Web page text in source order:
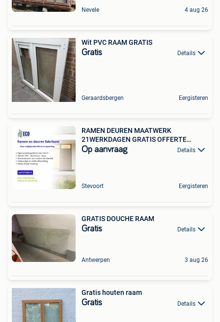
Nevele 4 aug 26
Wit PVC RAAM GRATIS
Gratis Details
Geraardsbergen Eergisteren
RAMEN DEUREN MAATWERK
21WERKDAGEN GRATIS OFFERTE
OPMETING
Op aanvraag Details
Stevoort Eergisteren
GRATIS DOUCHE RAAM
Gratis Details
Antwerpen 3 aug 26
Gratis houten raam
Gratis Details